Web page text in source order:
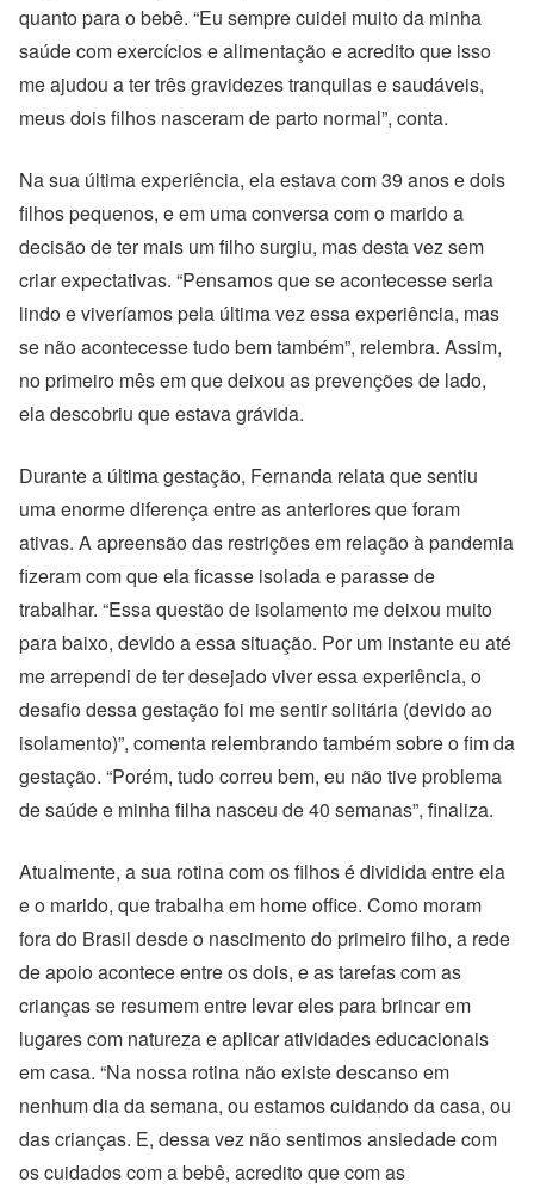
quanto para o bebê. “Eu sempre cuidei muito da minha
saúde com exercícios e alimentação e acredito que isso
me ajudou a ter três gravidezes tranquilas e saudáveis,
meus dois filhos nasceram de parto normal”, conta.
Na sua última experiência, ela estava com 39 anos e dois
filhos pequenos, e em uma conversa com o marido a
decisão de ter mais um filho surgiu, mas desta vez sem
criar expectativas. “Pensamos que se acontecesse seria
lindo e viveríamos pela última vez essa experiência, mas
se não acontecesse tudo bem também”, relembra. Assim,
no primeiro mês em que deixou as prevenções de lado,
ela descobriu que estava grávida.
Durante a última gestação, Fernanda relata que sentiu
uma enorme diferença entre as anteriores que foram
ativas. A apreensão das restrições em relação à pandemia
fizeram com que ela ficasse isolada e parasse de
trabalhar. “Essa questão de isolamento me deixou muito
para baixo, devido a essa situação. Por um instante eu até
me arrependi de ter desejado viver essa experiência, o
desafio dessa gestação foi me sentir solitária (devido ao
isolamento)”, comenta relembrando também sobre o fim da
gestação. “Porém, tudo correu bem, eu não tive problema
de saúde e minha filha nasceu de 40 semanas”, finaliza.
Atualmente, a sua rotina com os filhos é dividida entre ela
e o marido, que trabalha em home office. Como moram
fora do Brasil desde o nascimento do primeiro filho, a rede
de apoio acontece entre os dois, e as tarefas com as
crianças se resumem entre levar eles para brincar em
lugares com natureza e aplicar atividades educacionais
em casa. “Na nossa rotina não existe descanso em
nenhum dia da semana, ou estamos cuidando da casa, ou
das crianças. E, dessa vez não sentimos ansiedade com
os cuidados com a bebê, acredito que com as